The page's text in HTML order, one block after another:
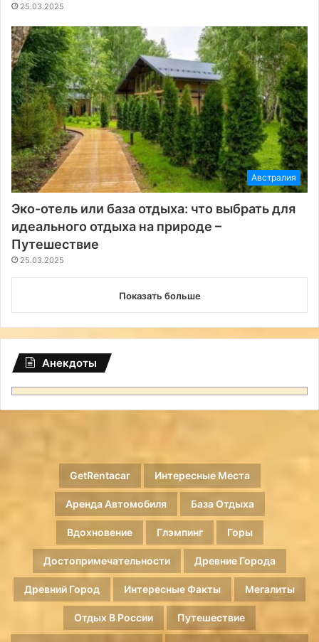
25.03.2025
Австралия
Эко-отель или база отдыха: что выбрать для
идеального отдыха на природе –
Путешествие
25.03.2025
Показать больше
Анекдоты
GetRentacar Интересные Места
Аренда Автомобиля База Отдыха
Вдохновение Глэмпинг Горы
Достопримечательности Древние Города
Древний Город Интересные Факты Мегалиты
Отдых В России Путешествие